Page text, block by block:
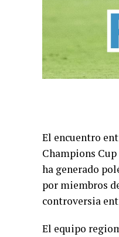
El encuentro
Champions
ha generado
por miembros
controversia
El equipo